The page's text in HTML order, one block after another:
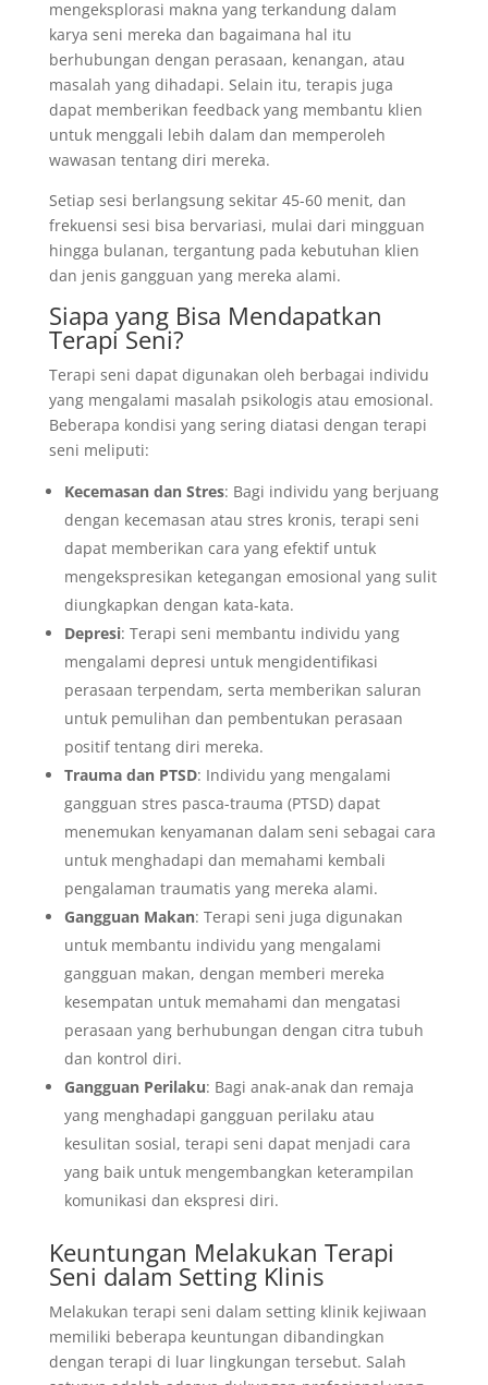
mengeksplorasi makna yang terkandung dalam
karya seni mereka dan bagaimana hal itu
berhubungan dengan perasaan, kenangan, atau
masalah yang dihadapi. Selain itu, terapis juga
dapat memberikan feedback yang membantu klien
untuk menggali lebih dalam dan memperoleh
wawasan tentang diri mereka.
Setiap sesi berlangsung sekitar 45-60 menit, dan
frekuensi sesi bisa bervariasi, mulai dari mingguan
hingga bulanan, tergantung pada kebutuhan klien
dan jenis gangguan yang mereka alami.
Siapa yang Bisa Mendapatkan
Terapi Seni?
Terapi seni dapat digunakan oleh berbagai individu
yang mengalami masalah psikologis atau emosional.
Beberapa kondisi yang sering diatasi dengan terapi
seni meliputi:
Kecemasan dan Stres: Bagi individu yang berjuang
dengan kecemasan atau stres kronis, terapi seni
dapat memberikan cara yang efektif untuk
mengekspresikan ketegangan emosional yang sulit
diungkapkan dengan kata-kata.
Depresi: Terapi seni membantu individu yang
mengalami depresi untuk mengidentifikasi
perasaan terpendam, serta memberikan saluran
untuk pemulihan dan pembentukan perasaan
positif tentang diri mereka.
Trauma dan PTSD: Individu yang mengalami
gangguan stres pasca-trauma (PTSD) dapat
menemukan kenyamanan dalam seni sebagai cara
untuk menghadapi dan memahami kembali
pengalaman traumatis yang mereka alami.
Gangguan Makan: Terapi seni juga digunakan
untuk membantu individu yang mengalami
gangguan makan, dengan memberi mereka
kesempatan untuk memahami dan mengatasi
perasaan yang berhubungan dengan citra tubuh
dan kontrol diri.
Gangguan Perilaku: Bagi anak-anak dan remaja
yang menghadapi gangguan perilaku atau
kesulitan sosial, terapi seni dapat menjadi cara
yang baik untuk mengembangkan keterampilan
komunikasi dan ekspresi diri.
Keuntungan Melakukan Terapi
Seni dalam Setting Klinis
Melakukan terapi seni dalam setting klinik kejiwaan
memiliki beberapa keuntungan dibandingkan
dengan terapi di luar lingkungan tersebut. Salah